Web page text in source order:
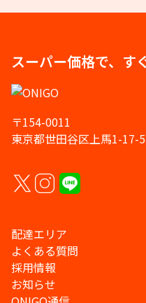
スーパー価格で、す
〒154-0011
東京都世田谷区上馬1-17-5
配達エリア
よくある質問
採用情報
お知らせ